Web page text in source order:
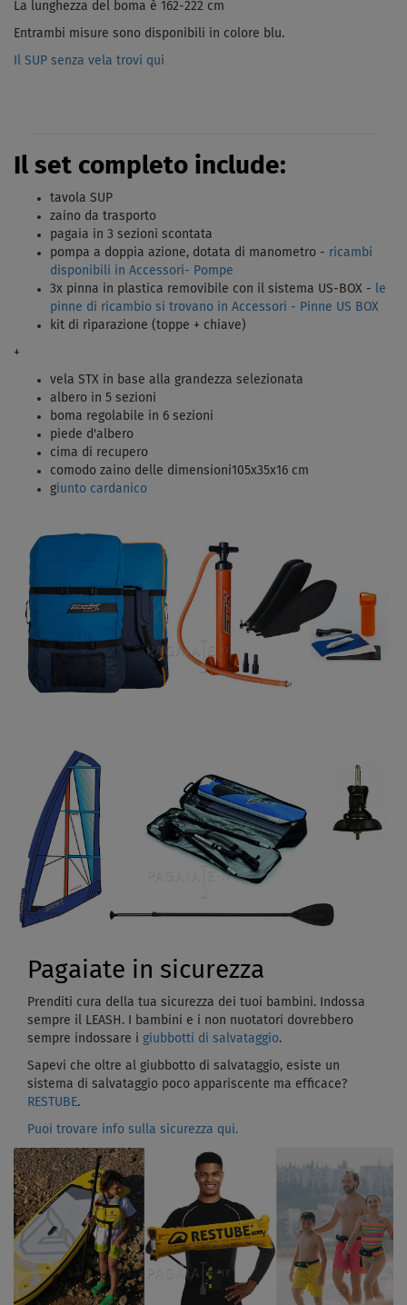
La lunghezza del boma è 162-222 cm
Entrambi misure sono disponibili in colore blu.
Il SUP senza vela trovi qui
Il set completo include:
tavola SUP
zaino da trasporto
pagaia in 3 sezioni scontata
pompa a doppia azione, dotata di manometro - ricambi
disponibili in Accessori- Pompe
3x pinna in plastica removibile con il sistema US-BOX - le
pinne di ricambio si trovano in Accessori - Pinne US BOX
kit di riparazione (toppe + chiave)
+
vela STX in base alla grandezza selezionata
albero in 5 sezioni
boma regolabile in 6 sezioni
piede d'albero
cima di recupero
comodo zaino delle dimensioni105x35x16 cm
giunto cardanico
Pagaiate in sicurezza
Prenditi cura della tua sicurezza dei tuoi bambini. Indossa
sempre il LEASH. I bambini e i non nuotatori dovrebbero
sempre indossare i giubbotti di salvataggio.
Sapevi che oltre al giubbotto di salvataggio, esiste un
sistema di salvataggio poco appariscente ma efficace?
RESTUBE.
Puoi trovare info sulla sicurezza qui.